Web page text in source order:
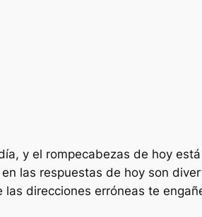
y el rompecabezas de hoy
las respuestas de hoy son
direcciones erróneas te